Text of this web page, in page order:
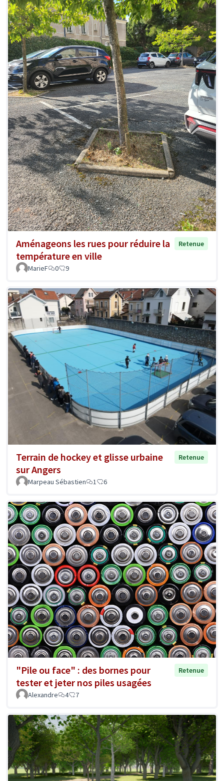
Aménageons les rues pour réduire la
température en ville
Retenue
MarieF 0 9
Terrain de hockey et glisse urbaine
sur Angers
Retenue
Marpeau Sébastien 1 6
"Pile ou face" : des bornes pour
tester et jeter nos piles usagées
Retenue
Alexandre 4 7